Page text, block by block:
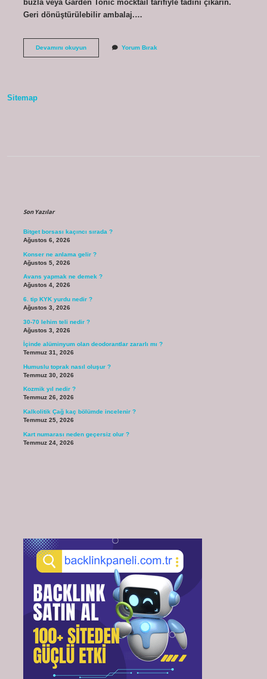
buzla veya Garden Tonic mocktail tarifiyle tadını çıkarın.
Geri dönüştürülebilir ambalaj.…
Devamını okuyunSchweppes Yorum Bırak
Sitemap
Son Yazılar
Bitget borsası kaçıncı sırada ?
Ağustos 6, 2026
Konser ne anlama gelir ?
Ağustos 5, 2026
Avans yapmak ne demek ?
Ağustos 4, 2026
6. tip KYK yurdu nedir ?
Ağustos 3, 2026
30-70 lehim teli nedir ?
Ağustos 3, 2026
İçinde alüminyum olan deodorantlar zararlı mı ?
Temmuz 31, 2026
Humuslu toprak nasıl oluşur ?
Temmuz 30, 2026
Kozmik yıl nedir ?
Temmuz 26, 2026
Kalkolitik Çağ kaç bölümde incelenir ?
Temmuz 25, 2026
Kart numarası neden geçersiz olur ?
Temmuz 24, 2026